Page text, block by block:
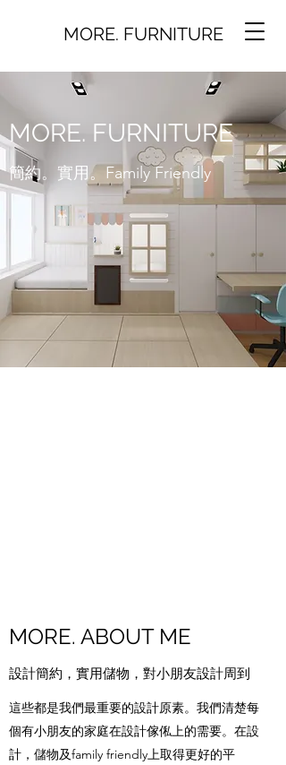
MORE. FURNITURE
MORE. FURNITURE
簡約。實用。Family Friendly
MORE. ABOUT ME
設計簡約，實用儲物，對小朋友設計周到
這些都是我們最重要的設計原素。我們清楚每
個有小朋友的家庭在設計傢俬上的需要。在設
計，儲物及family friendly上取得更好的平